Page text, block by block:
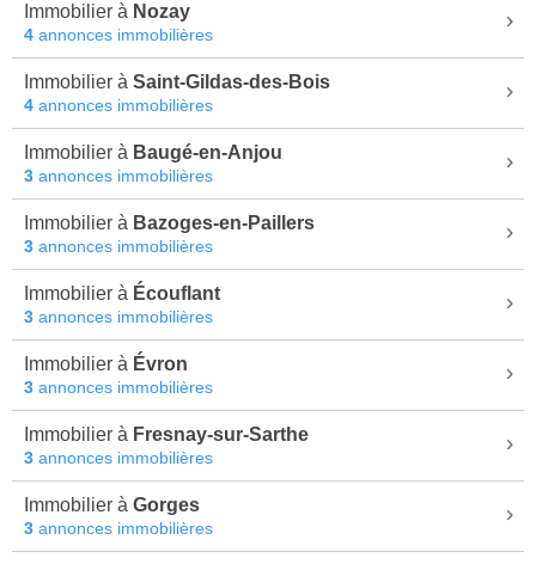
Immobilier à Nozay
4 annonces immobilières
Immobilier à Saint-Gildas-des-Bois
4 annonces immobilières
Immobilier à Baugé-en-Anjou
3 annonces immobilières
Immobilier à Bazoges-en-Paillers
3 annonces immobilières
Immobilier à Écouflant
3 annonces immobilières
Immobilier à Évron
3 annonces immobilières
Immobilier à Fresnay-sur-Sarthe
3 annonces immobilières
Immobilier à Gorges
3 annonces immobilières